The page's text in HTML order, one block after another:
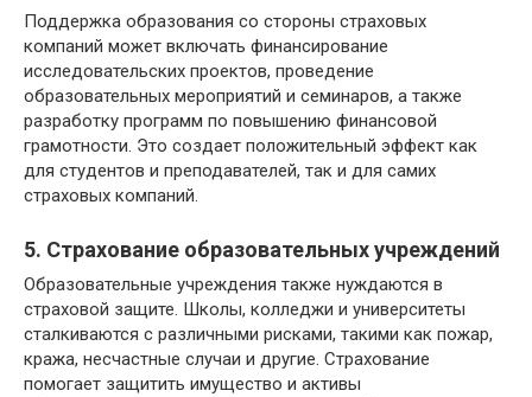
Поддержка образования со стороны страховых
компаний может включать финансирование
исследовательских проектов, проведение
образовательных мероприятий и семинаров, а также
разработку программ по повышению финансовой
грамотности. Это создает положительный эффект как
для студентов и преподавателей, так и для самих
страховых компаний.
5. Страхование образовательных учреждений
Образовательные учреждения также нуждаются в
страховой защите. Школы, колледжи и университеты
сталкиваются с различными рисками, такими как пожар,
кража, несчастные случаи и другие. Страхование
помогает защитить имущество и активы